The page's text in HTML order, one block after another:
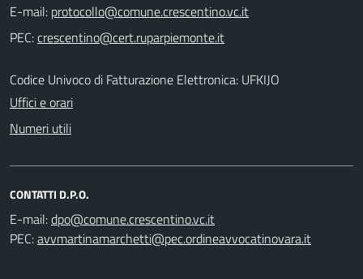
E-mail:
PEC:
Codice Univoco di Fatturazione Elettronica: UFKIJO
Uffici e orari
Numeri utili
CONTATTI D.P.O.
E-mail:
PEC: